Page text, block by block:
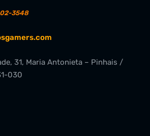
3548
31, Maria Antonieta – Pinhais /
030